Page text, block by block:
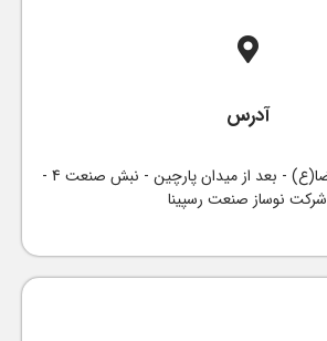
آدرس
تهران - بزرگراه امام رضا(ع) - بعد از میدان پارچین - نبش صنعت 4 -
شرکت نوساز صنعت رسپینا